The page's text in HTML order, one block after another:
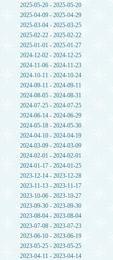
2025-05-20 - 2025-05-20
2025-04-09 - 2025-04-29
2025-03-04 - 2025-03-25
2025-02-22 - 2025-02-22
2025-01-01 - 2025-01-27
2024-12-02 - 2024-12-25
2024-11-06 - 2024-11-23
2024-10-11 - 2024-10-24
2024-09-11 - 2024-09-11
2024-08-05 - 2024-08-31
2024-07-25 - 2024-07-25
2024-06-14 - 2024-06-29
2024-05-18 - 2024-05-30
2024-04-10 - 2024-04-19
2024-03-09 - 2024-03-09
2024-02-01 - 2024-02-01
2024-01-17 - 2024-01-25
2023-12-14 - 2023-12-28
2023-11-13 - 2023-11-17
2023-10-06 - 2023-10-27
2023-09-30 - 2023-09-30
2023-08-04 - 2023-08-04
2023-07-08 - 2023-07-23
2023-06-10 - 2023-06-19
2023-05-25 - 2023-05-25
2023-04-11 - 2023-04-14